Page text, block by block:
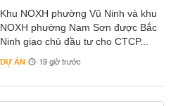
Khu NOXH phường Vũ Ninh và khu
NOXH phường Nam Sơn được Bắc
Ninh giao chủ đầu tư cho CTCP...
DỰ ÁN 19 giờ trước